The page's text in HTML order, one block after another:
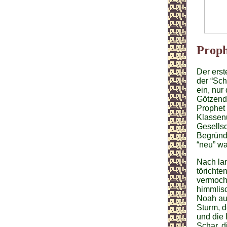
Der
der
ein, nur
“neu”
Nach
Noah
Sturm,
und die